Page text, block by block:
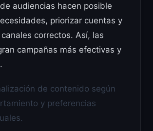
audiencias hacen posible
priorizar cuentas y
correctos. Así, las
campañas más efectivas y
de contenido según
y preferencias